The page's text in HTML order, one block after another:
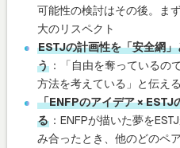
可能性の検討はその後。ま
大のリスペクト
ESTJの計画性を「安全網
う ：「自由を奪っているの
方法を考えている」と伝える
「ENFPのアイデア × ESTJ
る ：ENFPが描いた夢を
み合ったとき、他のどのペ